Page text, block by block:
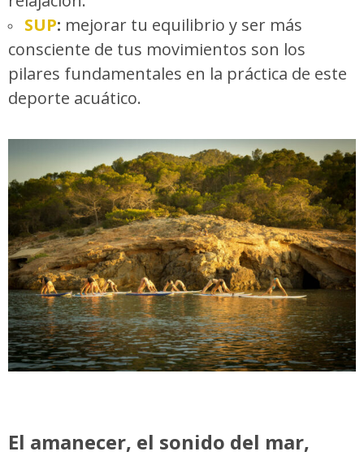
SUP: mejorar tu equilibrio y ser más
consciente de tus movimientos son los
pilares fundamentales en la práctica de este
deporte acuático.
El amanecer, el sonido del mar,